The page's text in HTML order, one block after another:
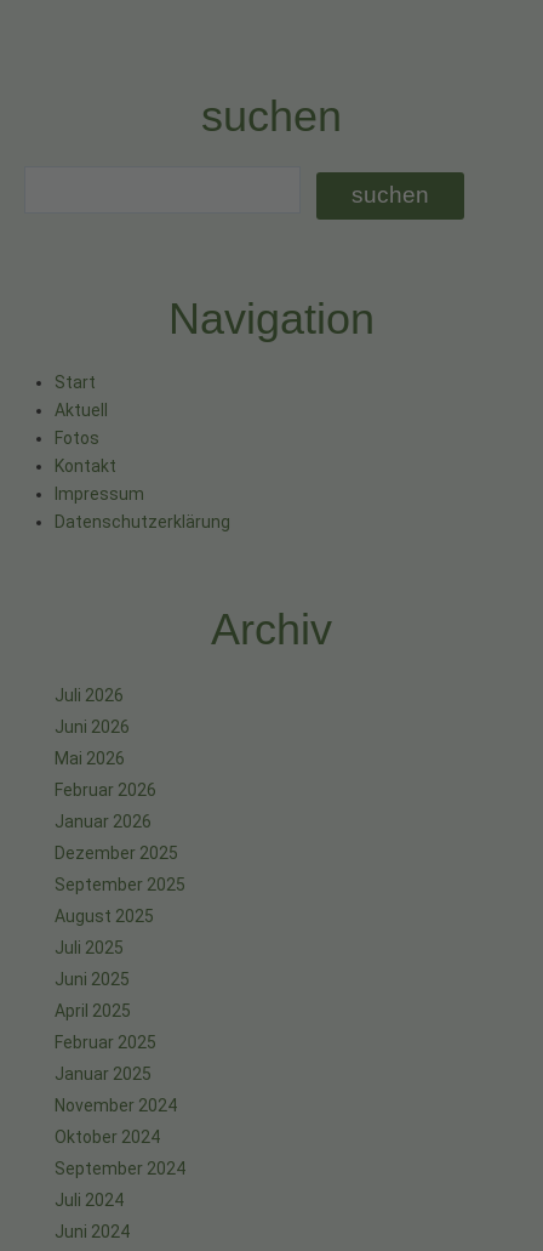
suchen
Navigation
Start
Aktuell
Fotos
Kontakt
Impressum
Datenschutzerklärung
Archiv
Juli 2026
Juni 2026
Mai 2026
Februar 2026
Januar 2026
Dezember 2025
September 2025
August 2025
Juli 2025
Juni 2025
April 2025
Februar 2025
Januar 2025
November 2024
Oktober 2024
September 2024
Juli 2024
Juni 2024